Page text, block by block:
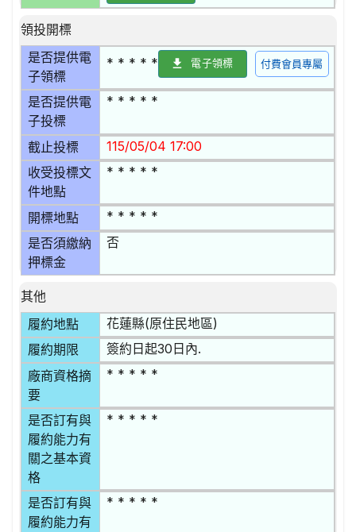
領投開標
是否提供電
子領標
* * * * * 電子領標 付費會員專屬
是否提供電
子投標
* * * * *
截止投標 115/05/04 17:00
收受投標文
件地點
* * * * *
開標地點 * * * * *
是否須繳納
押標金
否
其他
履約地點
花蓮縣(原住民地區)
履約期限 簽約日起30日內.
廠商資格摘
要
* * * * *
是否訂有與
履約能力有
關之基本資
格
* * * * *
是否訂有與
履約能力有
* * * * *